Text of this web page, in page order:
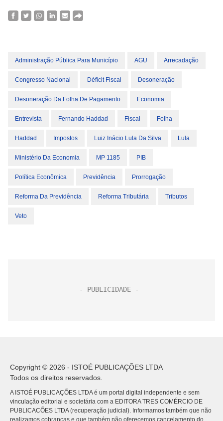
Administração Pública Para Município AGU Arrecadação
Congresso Nacional Déficit Fiscal Desoneração
Desoneração Da Folha De Pagamento Economia
Entrevista Fernando Haddad Fiscal Folha
Haddad Impostos Luiz Inácio Lula Da Silva Lula
Ministério Da Economia MP 1185 PIB
Política Econômica Previdência Prorrogação
Reforma Da Previdência Reforma Tributária Tributos
Veto
Copyright © 2026 - ISTOÉ PUBLICAÇÕES LTDA
Todos os direitos reservados.
A ISTOÉ PUBLICAÇÕES LTDA é um portal digital independente e sem
vinculação editorial e societária com a EDITORA TRES COMÉRCIO DE
PUBLICACÕES LTDA (recuperação judicial). Informamos também que não
realizamos cobranças e que também não oferecemos cancelamento do